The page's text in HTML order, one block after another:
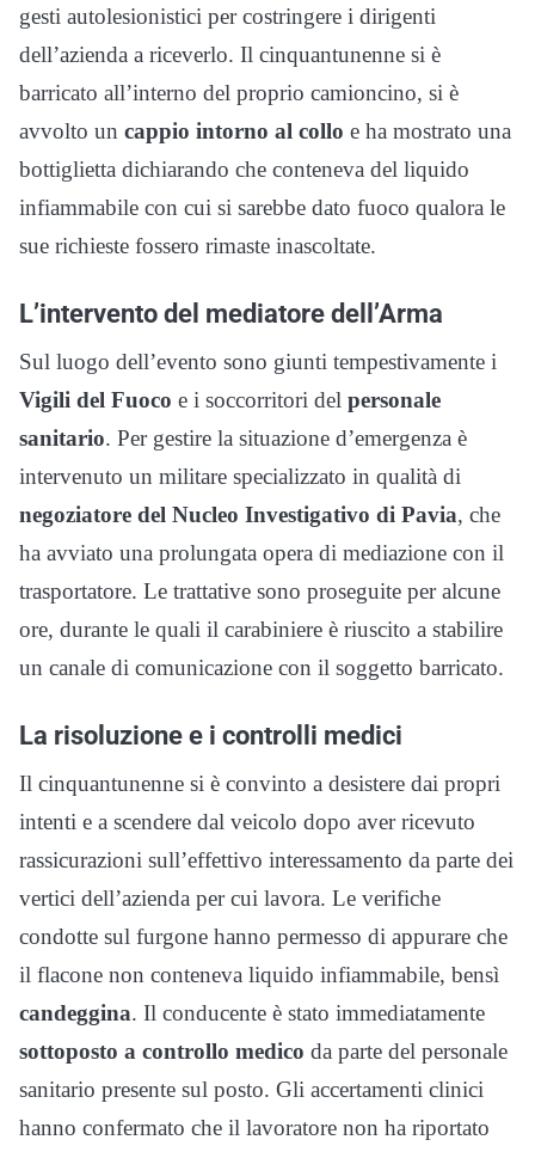
gesti autolesionistici per costringere i dirigenti
dell’azienda a riceverlo. Il cinquantunenne si è
barricato all’interno del proprio camioncino, si è
avvolto un cappio intorno al collo e ha mostrato una
bottiglietta dichiarando che conteneva del liquido
infiammabile con cui si sarebbe dato fuoco qualora le
sue richieste fossero rimaste inascoltate.
L’intervento del mediatore dell’Arma
Sul luogo dell’evento sono giunti tempestivamente i
Vigili del Fuoco e i soccorritori del personale
sanitario. Per gestire la situazione d’emergenza è
intervenuto un militare specializzato in qualità di
negoziatore del Nucleo Investigativo di Pavia, che
ha avviato una prolungata opera di mediazione con il
trasportatore. Le trattative sono proseguite per alcune
ore, durante le quali il carabiniere è riuscito a stabilire
un canale di comunicazione con il soggetto barricato.
La risoluzione e i controlli medici
Il cinquantunenne si è convinto a desistere dai propri
intenti e a scendere dal veicolo dopo aver ricevuto
rassicurazioni sull’effettivo interessamento da parte dei
vertici dell’azienda per cui lavora. Le verifiche
condotte sul furgone hanno permesso di appurare che
il flacone non conteneva liquido infiammabile, bensì
candeggina. Il conducente è stato immediatamente
sottoposto a controllo medico da parte del personale
sanitario presente sul posto. Gli accertamenti clinici
hanno confermato che il lavoratore non ha riportato